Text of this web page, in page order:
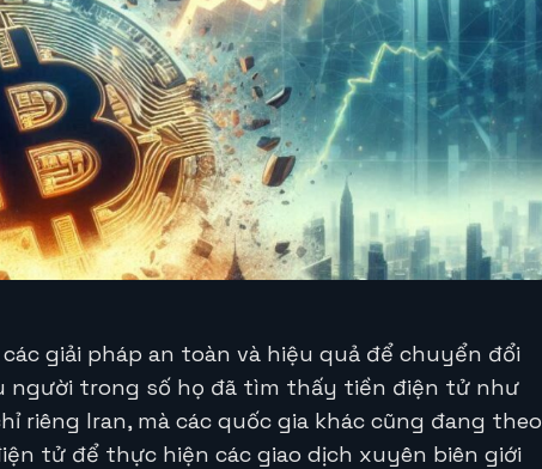
giải pháp an toàn và hiệu quả để chuyển đổi
người trong số họ đã tìm thấy tiền điện tử như
riêng Iran, mà các quốc gia khác cũng đang theo
tử để thực hiện các giao dịch xuyên biên giới